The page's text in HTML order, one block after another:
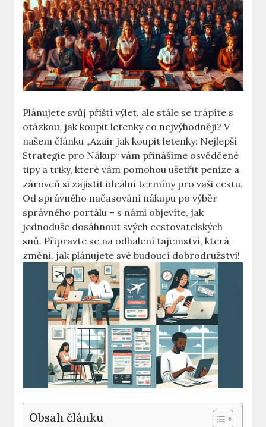
Plánujete svůj příští výlet, ale stále se trápíte s
otázkou, jak koupit letenky co nejvýhodněji? V
našem článku „Azair jak koupit letenky: Nejlepší
Strategie pro Nákup“ vám přinášíme osvědčené
tipy a triky, které vám pomohou ušetřit peníze a
zároveň si zajistit ideální termíny pro vaši cestu.
Od správného načasování nákupu po výběr
správného portálu – s námi objevíte, jak
jednoduše dosáhnout svých cestovatelských
snů. Připravte se na odhalení tajemství, která
změní, jak plánujete své budoucí dobrodružství!
Obsah článku